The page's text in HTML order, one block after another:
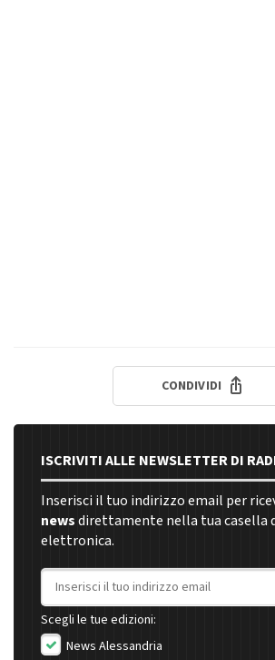
CONDIVIDI
ISCRIVITI ALLE NEWSLETTER DI
Inserisci il tuo indirizzo email per
newsdirettamente nella tua casella
elettronica.
Indirizzo email
Scegli le tue edizioni:
News Alessandria